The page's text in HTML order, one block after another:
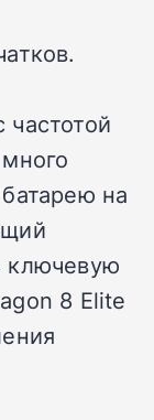
на
ключевую
8 Elite